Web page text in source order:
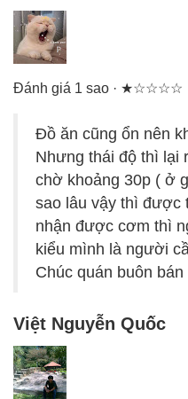
Đánh giá 1 sao · ★☆☆☆☆
Đồ ăn cũng ổn nên
Nhưng thái độ thì lại
chờ khoảng 30p ( ở
sao lâu vậy thì được
nhận được cơm thì
kiểu mình là người
Chúc quán buôn bán
Việt Nguyễn Quốc